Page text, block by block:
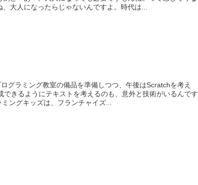
大人になったらじゃないんですよ。時代は...
グラミング教室の備品を準備しつつ、午後はScratchを考え
できるようにテキストを考えるのも、意外と技術がいるんです
ングキッズは、フランチャイズ...